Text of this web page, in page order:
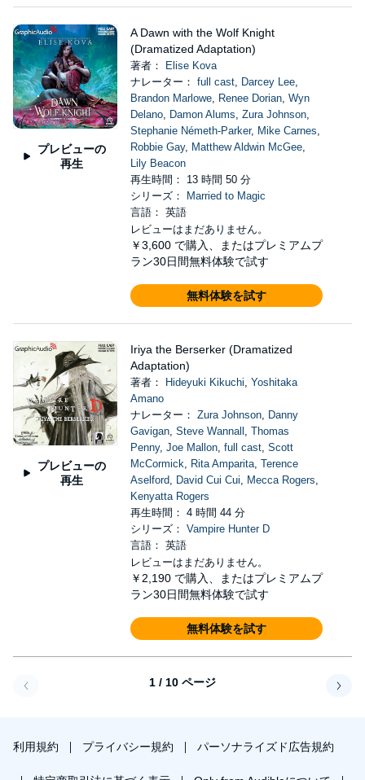
プレビューの
再生
A Dawn with the Wolf Knight
(Dramatized Adaptation)
著者：
Elise Kova
ナレーター： full cast, Darcey Lee,
Brandon Marlowe, Renee Dorian, Wyn
Delano, Damon Alums, Zura Johnson,
Stephanie Németh-Parker, Mike Carnes,
Robbie Gay, Matthew Aldwin McGee,
Lily Beacon
再生時間： 13 時間 50 分
シリーズ：
Married to Magic
言語： 英語
レビューはまだありません。
￥3,600 で購入、またはプレミアムプ
ラン30日間無料体験で試す
無料体験を試す
プレビューの
再生
Iriya the Berserker (Dramatized
Adaptation)
著者： Hideyuki Kikuchi, Yoshitaka
Amano
ナレーター： Zura Johnson, Danny
Gavigan, Steve Wannall , Thomas
Penny, Joe Mallon, full cast, Scott
McCormick, Rita Amparita, Terence
Aselford, David Cui Cui, Mecca Rogers,
Kenyatta Rogers
再生時間： 4 時間 44 分
シリーズ： Vampire Hunter D
言語： 英語
レビューはまだありません。
￥2,190 で購入、またはプレミアムプ
ラン30日間無料体験で試す
無料体験を試す
1 / 10 ページ
利用規約 プライバシー規約 パーソナライズド広告規約